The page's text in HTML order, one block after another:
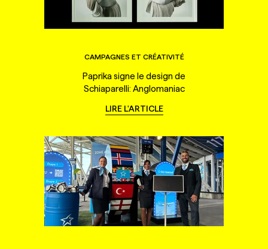
CAMPAGNES ET CRÉATIVITÉ
Paprika signe le design de
Schiaparelli: Anglomaniac
LIRE L'ARTICLE